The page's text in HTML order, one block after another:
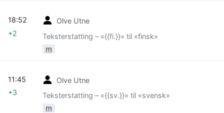
Olve Utne
Teksterstatting – «{{fi.}}» til «finsk»
m
18:52
+2
Olve Utne
Teksterstatting – «{{sv.}}» til «svensk»
m
11:45
+3